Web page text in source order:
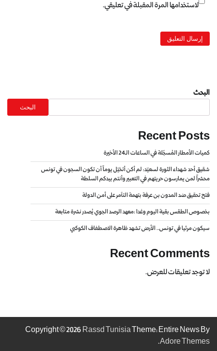
لاستخدامها المرة المقبلة في تعليقي.
البحث
البحث
Recent Posts
كميات الأمطار المُسجّلة في الساعات الـ24 الأخيرة
شقيق أحد شهداء الثورة لسعيّد: لم أكن أتخيّل يوماً أن تكون السجون في تونس
محشراً لمن يمارسون حريتهم في التعبير وأنتم بيدكم السلطة
فتح تحقيق ضد المدون بن عرفة بتهمة التآمر على أمن الدولة
بخصوص الطقس بقية اليوم وغدا :معهد الرصد الجوي يُصدر نشرة متابعة
سيكون مرئيا في تونس.. الأرض تشهد ظاهرة الاصطفاف الكوكبي
Recent Comments
لا توجد تعليقات للعرض.
Copyright © 2026Rassd TunisiaTheme: Entire News By
Adore Themes
.